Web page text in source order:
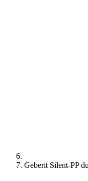
Geberit Silent-PP